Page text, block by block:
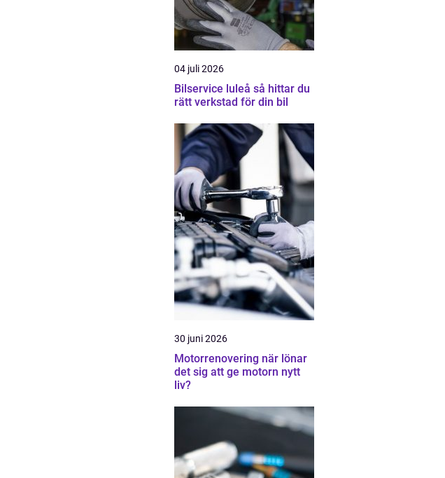
04 juli 2026
Bilservice luleå så hittar du
rätt verkstad för din bil
30 juni 2026
Motorrenovering när lönar
det sig att ge motorn nytt
liv?